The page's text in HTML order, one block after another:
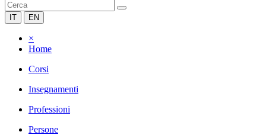
IT EN
×
Home
Corsi
Insegnamenti
Professioni
Persone